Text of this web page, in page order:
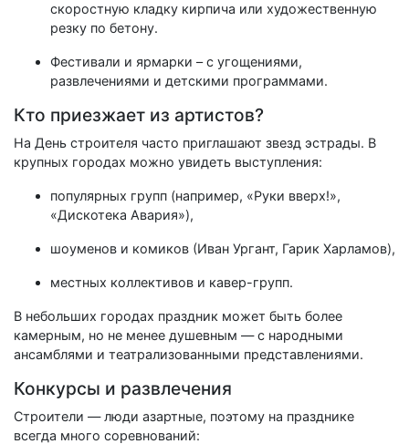
скоростную кладку кирпича или художественную
резку по бетону.
Фестивали и ярмарки – с угощениями,
развлечениями и детскими программами.
Кто приезжает из артистов?
На День строителя часто приглашают звезд эстрады. В
крупных городах можно увидеть выступления:
популярных групп (например, «Руки вверх!»,
«Дискотека Авария»),
шоуменов и комиков (Иван Ургант, Гарик Харламов),
местных коллективов и кавер-групп.
В небольших городах праздник может быть более
камерным, но не менее душевным — с народными
ансамблями и театрализованными представлениями.
Конкурсы и развлечения
Строители — люди азартные, поэтому на празднике
всегда много соревнований: